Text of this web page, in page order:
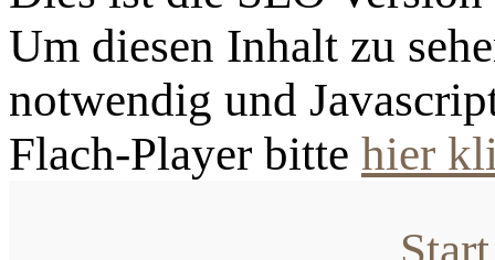
Um diesen Inhalt zu
notwendig und
Flach-Player bitte hier
Start